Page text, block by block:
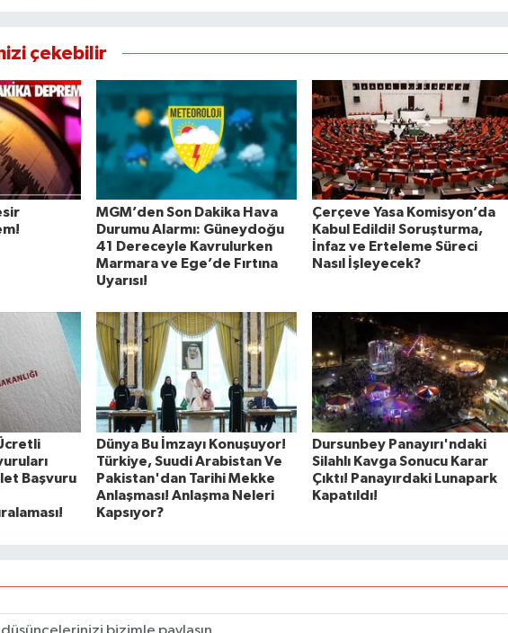
çekebilir
MGM’den Son Dakika Hava
Durumu Alarmı: Güneydoğu
41 Dereceyle Kavrulurken
Marmara ve Ege’de Fırtına
Uyarısı!
Çerçeve Yasa Komisyon’da
Kabul Edildi! Soruşturma,
İnfaz ve Erteleme Süreci
Nasıl İşleyecek?
Başvuru
Dünya Bu İmzayı Konuşuyor!
Türkiye, Suudi Arabistan Ve
Pakistan'dan Tarihi Mekke
Anlaşması! Anlaşma Neleri
Kapsıyor?
Dursunbey Panayırı'ndaki
Silahlı Kavga Sonucu Karar
Çıktı! Panayırdaki Lunapark
Kapatıldı!